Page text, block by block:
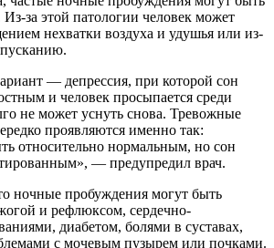
Из-за этой патологии человек может
нехватки воздуха и удушья или из-
— депрессия, при которой сон
и человек просыпается среди
не может уснуть снова. Тревожные
проявляются именно так:
относительно нормальным, но сон
— предупредил врач.
ночные пробуждения могут быть
и рефлюксом, сердечно-
диабетом, болями в суставах,
с мочевым пузырем или почками.